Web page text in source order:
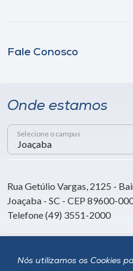
Nós utilizamos os Cookies
Fale Conosco
Onde estamos
Selecione o campus
Rua Getúlio Vargas, 2125 -
Joaçaba - SC - CEP 89600-
Telefone (49) 3551-2000
Siga a Unoesc